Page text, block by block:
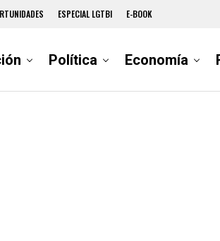
ESPECIAL LGTBI E-BOOK
Política Economía